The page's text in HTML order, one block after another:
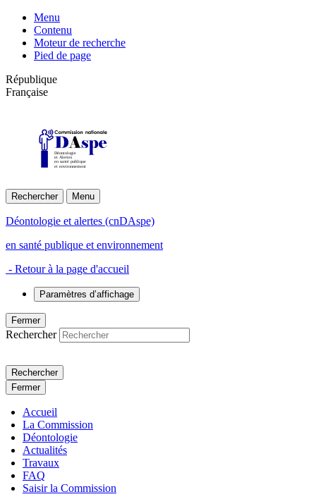
Menu
Contenu
Moteur de recherche
Pied de page
République
Française
Déontologie
et Alertes
en santé publique
et environnement
Rechercher Menu
Déontologie et alertes (cnDAspe)
en santé publique et environnement
- Retour à la page d'accueil
Paramètres d’affichage
Fermer
Rechercher
Rechercher
Fermer
Accueil
La Commission
Déontologie
Actualités
Travaux
FAQ
Saisir la Commission